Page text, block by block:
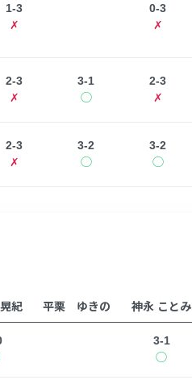
1-3
✗
0-3
✗
2-3
✗
3-1
◯
2-3
✗
2-3
✗
3-2
◯
3-2
◯
紀 平栗 ゆきの 神永 ことみ
3-1
◯